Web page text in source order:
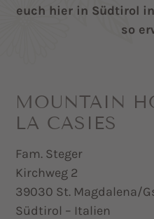
euch hier in Südtirol
so
MOUNTAIN
LA CASIES
Fam. Steger
Kirchweg 2
39030 St. Magdalena/
Südtirol – Italien